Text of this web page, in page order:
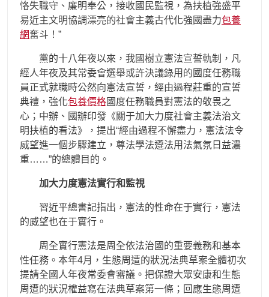
恪失職守、廉明奉公，接收國民監視，為扶植強盛平
易近主文明協調漂亮的社會主義古代化強國盡力包養
網奮斗！”
黨的十八年夜以來，我國樹立憲法宣誓軌制，凡
經人年夜及其常委會選舉或許決議錄用的國度任務職
員正式就職時公然向憲法宣誓，經由過程莊重的宣誓
典禮，強化包養價格國度任務職員對憲法的敬畏之
心；中辦、國辦印發《關于加大力度社會主義法治文
明扶植的看法》，提出“經由過程不懈盡力，憲法法令
威望進一個步驟建立，尊法學法遵法用法氣氛日益濃
重……”的總體目的。
加大力度憲法實行和監視
習近平總書記指出，憲法的性命在于實行，憲法
的威望也在于實行。
周全實行憲法是周全依法治國的重要義務和基本
性任務。本年4月，生態周遭的狀況法典草案全體初次
提請全國人年夜常委會審議。把保證大眾安康和生態
周遭的狀況權益寫在法典草案第一條；回應生態周遭